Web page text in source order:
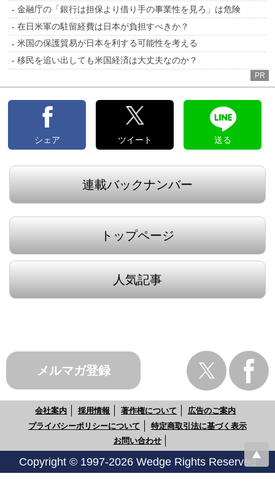
金融庁の「銀行は担保より借り手の事業性を見ろ」は危険
在日米軍の駐留経費は日本が負担すべきか？
米国の保護貿易が日本を利する可能性を考える
移民を追い出しても米国経済は大丈夫なのか？
PR
シェア ツイート 送る
連載バックナンバー
トップページ
人気記事
メルマガ登録
会社案内 採用情報 著作権について
広告のご案内
プライバシーポリシーについて
特定商取引法に基づく表示
お問い合わせ
Copyright © 1997-2026 Wedge Rights Reserved